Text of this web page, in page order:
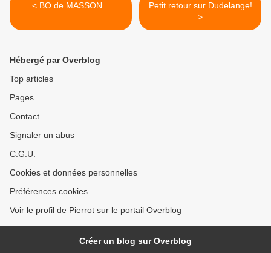
< BO de MASSON...
Petit retour sur Dudelange!
>
Hébergé par Overblog
Top articles
Pages
Contact
Signaler un abus
C.G.U.
Cookies et données personnelles
Préférences cookies
Voir le profil de Pierrot sur le portail Overblog
Créer un blog sur Overblog